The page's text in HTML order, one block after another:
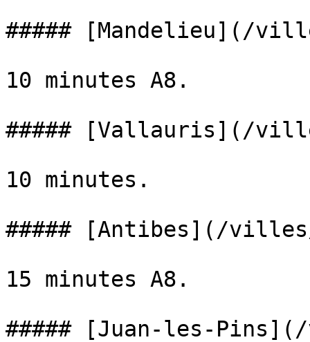
##### [Mandelieu](/
10 minutes A8.
##### [Vallauris](/
10 minutes.
##### [Antibes](/
15 minutes A8.
##### [Juan-les-